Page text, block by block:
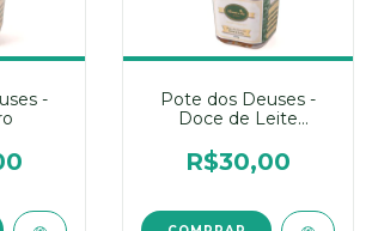
-
Pote dos Deuses -
Doce de Leite
R$30,00